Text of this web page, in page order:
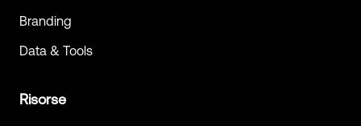
Branding
Data & Tools
Risorse